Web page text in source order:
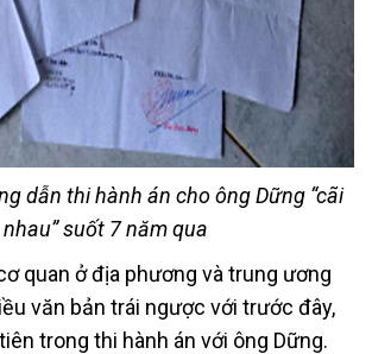
dẫn thi hành án cho ông Dững “cãi
nhau” suốt 7 năm qua
quan ở địa phương và trung ương
văn bản trái ngược với trước đây,
trong thi hành án với ông Dững.